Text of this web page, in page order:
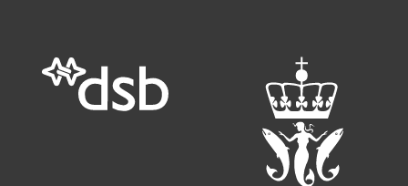
saksbehandlere i Miljødirektoratet vil følge
deg opp videre.